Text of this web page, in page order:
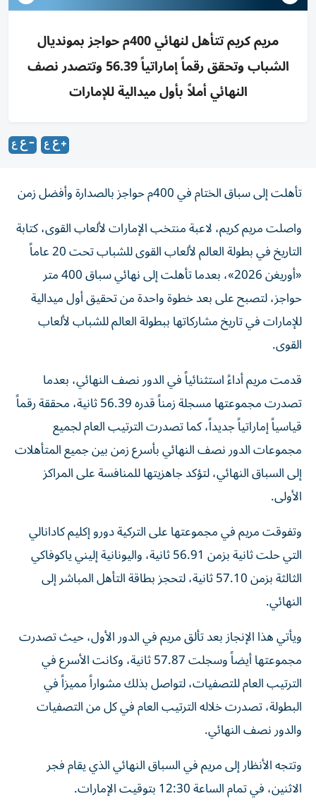
مريم كريم تتأهل لنهائي 400م حواجز بمونديال
الشباب وتحقق رقماً إماراتياً 56.39 وتتصدر نصف
النهائي أملاً بأول ميدالية للإمارات
تأهلت إلى سباق الختام في 400م حواجز بالصدارة وأفضل زمن
واصلت مريم كريم، لاعبة منتخب الإمارات لألعاب القوى، كتابة
التاريخ في بطولة العالم لألعاب القوى للشباب تحت 20 عاماً
«أوريغن 2026»، بعدما تأهلت إلى نهائي سباق 400 متر
حواجز، لتصبح على بعد خطوة واحدة من تحقيق أول ميدالية
للإمارات في تاريخ مشاركاتها ببطولة العالم للشباب لألعاب
القوى.
قدمت مريم أداءً استثنائياً في الدور نصف النهائي، بعدما
تصدرت مجموعتها مسجلة زمناً قدره 56.39 ثانية، محققة رقماً
قياسياً إماراتياً جديداً، كما تصدرت الترتيب العام لجميع
مجموعات الدور نصف النهائي بأسرع زمن بين جميع المتأهلات
إلى السباق النهائي، لتؤكد جاهزيتها للمنافسة على المراكز
الأولى.
وتفوقت مريم في مجموعتها على التركية دورو إكليم كادانالي
التي حلت ثانية بزمن 56.91 ثانية، واليونانية إليني ياكوفاكي
الثالثة بزمن 57.10 ثانية، لتحجز بطاقة التأهل المباشر إلى
النهائي.
ويأتي هذا الإنجاز بعد تألق مريم في الدور الأول، حيث تصدرت
مجموعتها أيضاً وسجلت 57.87 ثانية، وكانت الأسرع في
الترتيب العام للتصفيات، لتواصل بذلك مشواراً مميزاً في
البطولة، تصدرت خلاله الترتيب العام في كل من التصفيات
والدور نصف النهائي.
وتتجه الأنظار إلى مريم في السباق النهائي الذي يقام فجر
الاثنين، في تمام الساعة 12:30 بتوقيت الإمارات.